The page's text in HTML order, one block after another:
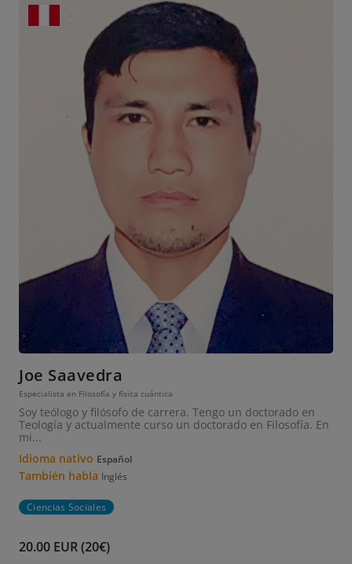
Joe Saavedra
Especialista en Filosofía y física cuántica
Soy teólogo y filósofo de carrera. Tengo un doctorado en
Teología y actualmente curso un doctorado en Filosofía. En
mi...
Idioma nativo Español
También habla Inglés
Ciencias Sociales
20.00 EUR (20€)